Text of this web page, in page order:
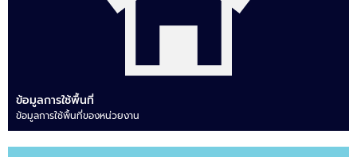
ข้อมูลการใช้พื้นที่
ข้อมูลการใช้พื้นที่ของหน่วยงาน